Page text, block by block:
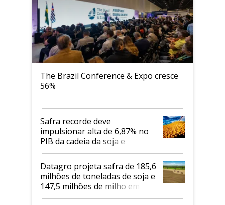
The Brazil Conference & Expo cresce
56%
Safra recorde deve
impulsionar alta de 6,87% no
PIB da cadeia da soja e
biodiesel em 2026
Datagro projeta safra de 185,6
milhões de toneladas de soja e
147,5 milhões de milho em
2026/27